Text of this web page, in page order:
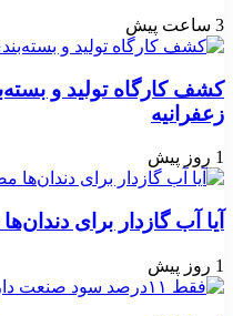
3 ساعت پیش
کشف کارگاه تولید و
زعفرانیه
1 روز پیش
آیا آب گازدار برای
1 روز پیش